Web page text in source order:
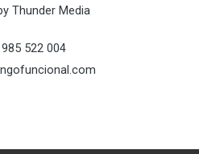
Thunder Media
522 004